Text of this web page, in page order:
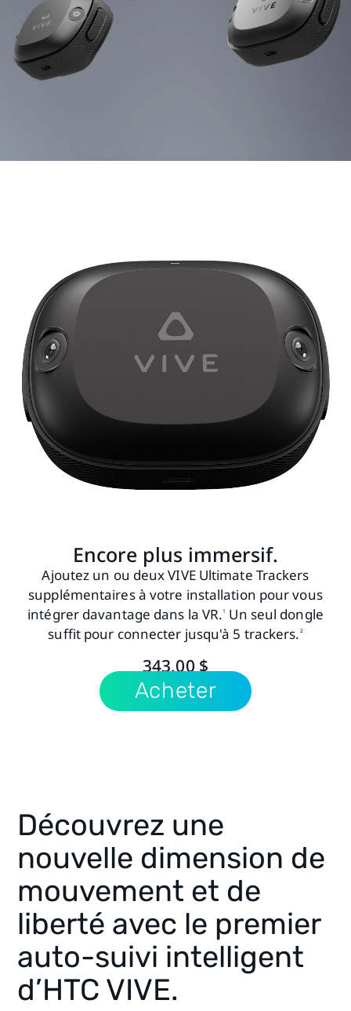
Encore plus immersif.
Ajoutez un ou deux VIVE Ultimate Trackers
supplémentaires à votre installation pour vous
intégrer davantage dans la VR.1
Un seul dongle
suffit pour connecter jusqu'à 5 trackers. 2
343,00 $
Acheter
Découvrez une
nouvelle dimension de
mouvement et de
liberté avec le premier
auto-suivi intelligent
d’HTC VIVE.